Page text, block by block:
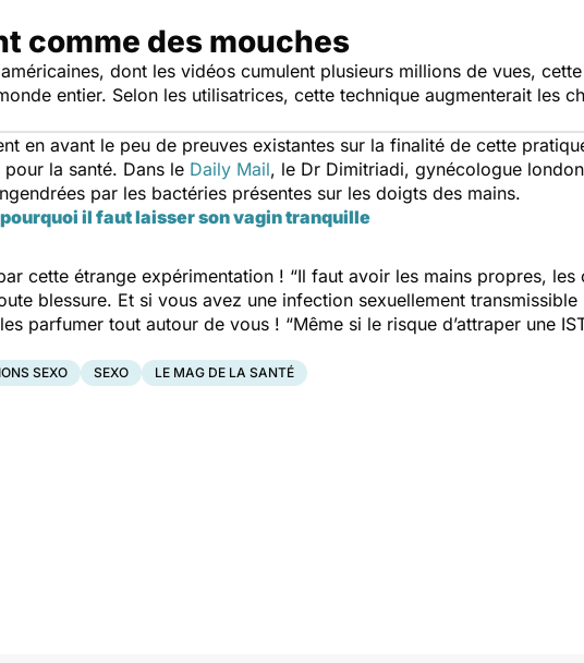
comme des mouches
dont les vidéos cumulent plusieurs millions de vues,
entier. Selon les utilisatrices, cette technique augmenterait les
en avant le peu de preuves existantes sur la finalité de cette
pour la santé. Dans le Daily Mail, le Dr Dimitriadi, gynécologue
par les bactéries présentes sur les doigts des mains.
il faut laisser son vagin tranquille
cette étrange expérimentation ! “Il faut avoir les mains propres, les
blessure. Et si vous avez une infection sexuellement transmissible
parfumer tout autour de vous ! “Même si le risque d’attraper une
SEXO SEXO LE MAG DE LA SANTÉ